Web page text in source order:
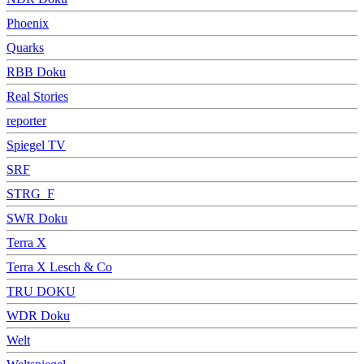
Phoenix
Quarks
RBB Doku
Real Stories
reporter
Spiegel TV
SRF
STRG_F
SWR Doku
Terra X
Terra X Lesch & Co
TRU DOKU
WDR Doku
Welt